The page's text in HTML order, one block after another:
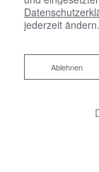
Ihr Bad
Michael
Heizung
Wir sorgen
jederzeit ändern.
Ablehnen
Ablehnen